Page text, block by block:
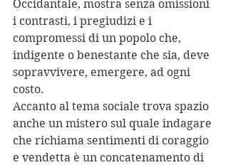
Occidantale, mostra senza omissioni
i contrasti, i pregiudizi e i
compromessi di un popolo che,
indigente o benestante che sia, deve
sopravvivere, emergere, ad ogni
costo.
Accanto al tema sociale trova spazio
anche un mistero sul quale indagare
che richiama sentimenti di coraggio
e vendetta è un concatenamento di